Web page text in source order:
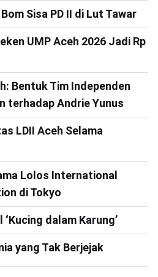
Sisa PD II di Lut Tawar
UMP Aceh 2026 Jadi Rp
Bentuk Tim Independen
terhadap Andrie Yunus
LDII Aceh Selama
Lolos International
di Tokyo
dalam Karung’
yang Tak Berjejak